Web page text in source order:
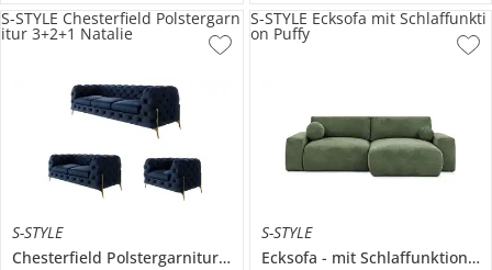
S-STYLE
Chesterfield Polstergarnitur 3+2+1
Natalie
S-STYLE Chesterfield Polstergarn
itur 3+2+1 Natalie
S-STYLE
Ecksofa
mit Schlaffunktion
S-STYLE Ecksofa mit Schlaffunkti
on Puffy